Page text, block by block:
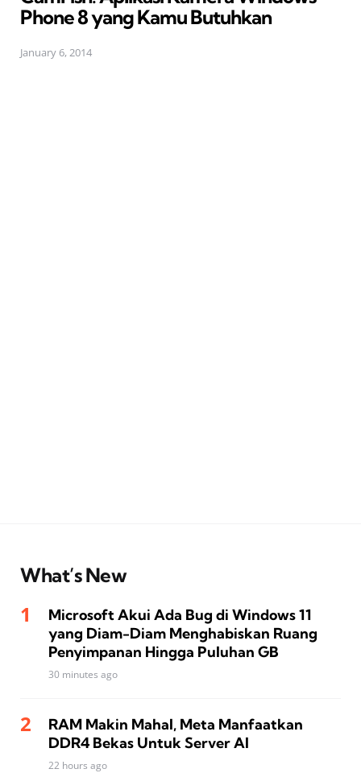
Phone 8 yang Kamu Butuhkan
January 6, 2014
What’s New
Microsoft Akui Ada Bug di Windows 11
yang Diam-Diam Menghabiskan Ruang
Penyimpanan Hingga Puluhan GB
30 minutes ago
RAM Makin Mahal, Meta Manfaatkan
DDR4 Bekas Untuk Server AI
22 hours ago